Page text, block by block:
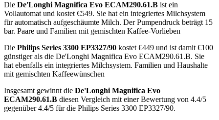
Die De'Longhi Magnifica Evo ECAM290.61.B ist ein
Vollautomat und kostet €549. Sie hat ein integriertes Milchsystem
für automatisch aufgeschäumte Milch. Der Pumpendruck beträgt 15
bar. Paare und Familien mit gemischten Kaffee-Vorlieben
Die Philips Series 3300 EP3327/90 kostet €449 und ist damit €100
günstiger als die De'Longhi Magnifica Evo ECAM290.61.B. Sie
hat ebenfalls ein integriertes Milchsystem. Familien und Haushalte
mit gemischten Kaffeewünschen
Insgesamt gewinnt die De'Longhi Magnifica Evo
ECAM290.61.B diesen Vergleich mit einer Bewertung von 4.4/5
gegenüber4.4/5 für die Philips Series 3300 EP3327/90.